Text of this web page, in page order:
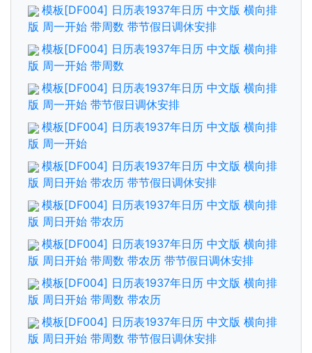
模板[DF004] 日历表1937年日历 中文版 横向排
版 周一开始 带周数 带节假日调休安排
模板[DF004] 日历表1937年日历 中文版 横向排
版 周一开始 带周数
模板[DF004] 日历表1937年日历 中文版 横向排
版 周一开始 带节假日调休安排
模板[DF004] 日历表1937年日历 中文版 横向排
版 周一开始
模板[DF004] 日历表1937年日历 中文版 横向排
版 周日开始 带农历 带节假日调休安排
模板[DF004] 日历表1937年日历 中文版 横向排
版 周日开始 带农历
模板[DF004] 日历表1937年日历 中文版 横向排
版 周日开始 带周数 带农历 带节假日调休安排
模板[DF004] 日历表1937年日历 中文版 横向排
版 周日开始 带周数 带农历
模板[DF004] 日历表1937年日历 中文版 横向排
版 周日开始 带周数 带节假日调休安排